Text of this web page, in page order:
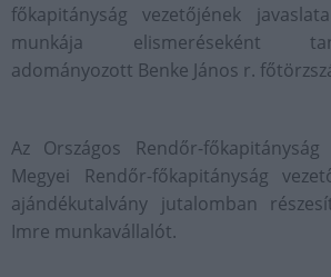
főkapitányság vezetőjének
munkája elismeréseként
adományozott Benke János r.
Az Országos Rendőr-
Megyei Rendőr-főkapitányság
ajándékutalvány jutalomban
Imre munkavállalót.